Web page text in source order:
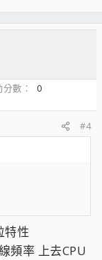
分數
0
#4
特性
頻率 上去CPU